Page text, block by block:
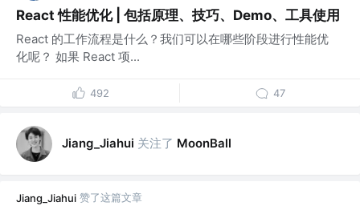
React 性能优化 | 包括原理、技巧、Demo、工具使用
⁣React 的工作流程是什么？我们可以在哪些阶段进行性能优
化呢？ 如果 React 项...
492 47
Jiang_Jiahui 关注了 MoonBall
Jiang_Jiahui 赞了这篇文章